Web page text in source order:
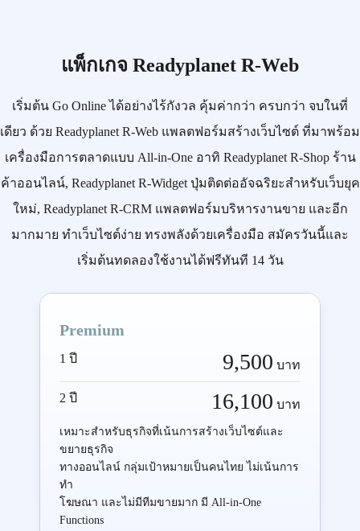
แพ็กเกจ Readyplanet R-Web
เริ่มต้น Go Onlineได้อย่างไร้กังวล คุ้มค่ากว่า ครบกว่า จบในที่
เดียว ด้วย Readyplanet R-Web แพลตฟอร์มสร้างเว็บไซต์ ที่มาพร้อม
เครื่องมือการตลาดแบบ All-in-Oneอาทิ Readyplanet R-Shopร้าน
ค้าออนไลน์, Readyplanet R-Widgetปุ่มติดต่ออัจฉริยะสำหรับเว็บยุค
ใหม่, Readyplanet R-CRMแพลตฟอร์มบริหารงานขาย และอีก
มากมาย ทำเว็บไซต์ง่าย ทรงพลังด้วยเครื่องมือ สมัครวันนี้และ
เริ่มต้นทดลองใช้งานได้ฟรีทันที 14 วัน
Premium
1 ปี 9,500 บาท
2 ปี 16,100 บาท
เหมาะสำหรับธุรกิจที่เน้นการสร้างเว็บไซต์และ
ขยายธุรกิจ
ทางออนไลน์ กลุ่มเป้าหมายเป็นคนไทย ไม่เน้นการ
ทำ
โฆษณา และไม่มีทีมขายมาก มี All-in-One
Functions